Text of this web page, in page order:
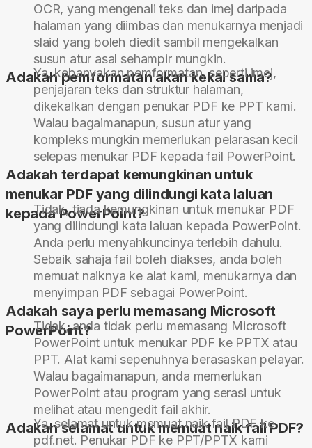
OCR, yang mengenali teks dan imej daripada
halaman yang diimbas dan menukarnya menjadi
slaid yang boleh diedit sambil mengekalkan
susun atur asal sehampir mungkin.
Adakah pemformatan akan kekal sama?
Ya, kebanyakan pemformatan, seperti imej,
penjajaran teks dan struktur halaman,
dikekalkan dengan penukar PDF ke PPT kami.
Walau bagaimanapun, susun atur yang
kompleks mungkin memerlukan pelarasan kecil
selepas menukar PDF kepada fail PowerPoint.
Adakah terdapat kemungkinan untuk
menukar PDF yang dilindungi kata laluan
kepada PowerPoint?
Tidak, tiada kemungkinan untuk menukar PDF
yang dilindungi kata laluan kepada PowerPoint.
Anda perlu menyahkuncinya terlebih dahulu.
Sebaik sahaja fail boleh diakses, anda boleh
memuat naiknya ke alat kami, menukarnya dan
menyimpan PDF sebagai PowerPoint.
Adakah saya perlu memasang Microsoft
PowerPoint?
Tidak, anda tidak perlu memasang Microsoft
PowerPoint untuk menukar PDF ke PPTX atau
PPT. Alat kami sepenuhnya berasaskan pelayar.
Walau bagaimanapun, anda memerlukan
PowerPoint atau program yang serasi untuk
melihat atau mengedit fail akhir.
Adakah selamat untuk memuat naik fail PDF?
Ya, selamat untuk memuat naik fail PDF ke
pdf.net. Penukar PDF ke PPT/PPTX kami